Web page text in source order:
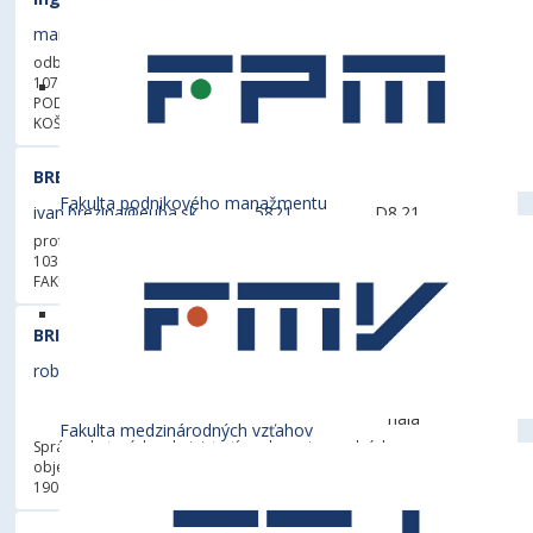
Fakulta podnikového manažmentu
Fakulta medzinárodných vzťahov
martin.bosak@euba.sk
odborný asistent
107007 – Katedra ekonómie a manažmentu
PODNIKOVOHOSPODÁRSKA FAKULTA SO SÍDLOM V
KOŠICIACH
BREZINA, Ivan, prof. Ing., CSc.
ivan.brezina@euba.sk
5821 D8.21
profesor
103003 - Katedra operačného výskumu a ekonometrie
FAKULTA HOSPODÁRSKEJ INFORMATIKY
BRIMICH, Róbert, PaedDr.
robert.brimich@euba.sk
hala
Správca bytových, administratívnych a priemyselných
objektov
190014 - Oddelenie prevádzky a investícií